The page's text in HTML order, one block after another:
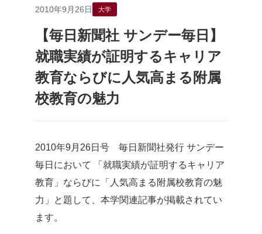
2010年9月26日 大学
【毎日新聞社 サンデー毎日】
就職実績が証明するキャリア
教育ならびに人気高まる附属
校教育の魅力
2010年9月26日号 毎日新聞社発行 サンデー
毎日において 「就職実績が証明するキャリア
教育」ならびに「人気高まる附属校教育の魅
力」と題して、本学関連記事が掲載されてい
ます。